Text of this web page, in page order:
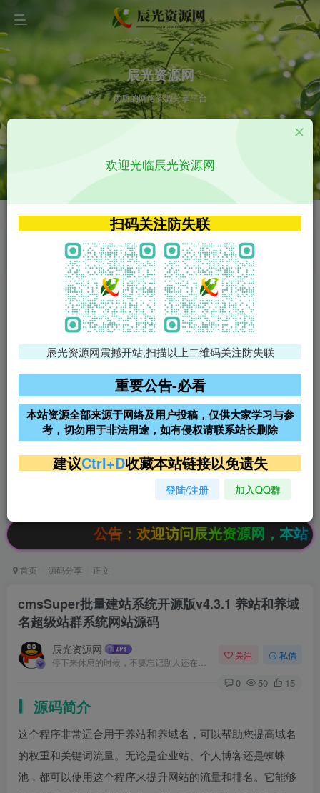
辰光资源网
优质的网络资源分享平台
VIP特权介绍 APP源码
VIP特权介绍
火
VIP特权介绍
影视源码
影视源码
免费领支付宝红包
腾讯轻量4核4G3M服务器38元/
阿里云2核2G200M服务器68元/
年
雨云高防免备案服务器
超低价文字广告位招租 超低价文字广告位招租
超低价文字广告位招租
公告：欢迎访问辰光资源网，本站会员
首页 源码分享 正文
cmsSuper批量建站系统开源版v4.3.1 养站和养域
名超级站群系统网站源码
辰光资源网 关注 私信
0 50 15
源码简介
这个程序非常适合用于养站和养域名，可以帮助您提高域名
的权重和关键词流量。无论是企业站、个人博客还是蜘蛛
池，都可以使用这个程序来提升网站的流量和排名。它能够
欢迎光临辰光资源网
扫码关注防失联
辰光资源网震撼开站,扫描以上二维码关注防失联
重要公告-必看
本站资源全部来源于网络及用户投稿，仅供大家学习与参
考，切勿用于非法用途，如有侵权请联系站长删除
建议Ctrl+D收藏本站链接以免遗失
登陆/注册 加入QQ群